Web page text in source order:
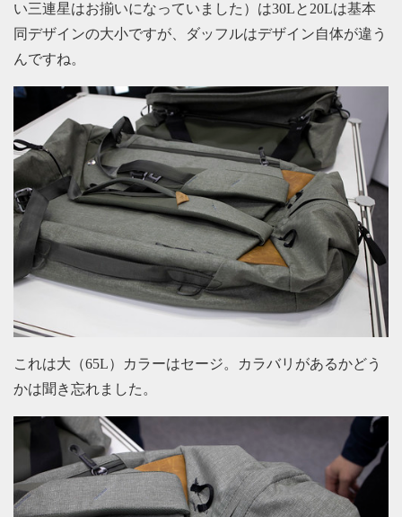
い三連星はお揃いになっていました）は30Lと20Lは基本
同デザインの大小ですが、ダッフルはデザイン自体が違う
んですね。
これは大（65L）カラーはセージ。カラバリがあるかどう
かは聞き忘れました。